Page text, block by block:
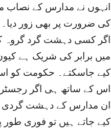
انہوں نے مدارس کے نصاب
کی ضرورت پر بھی زور دیا۔
اگر کسی دہشت گرد گروہ
میں برابر کی شریک ہے
کیے جاسکتے۔ حکومت کو
اس کے ساتھ ہی اگر
ان مدارس کے دہشت گردی
کیے جاتے ہیں تو فوری طور